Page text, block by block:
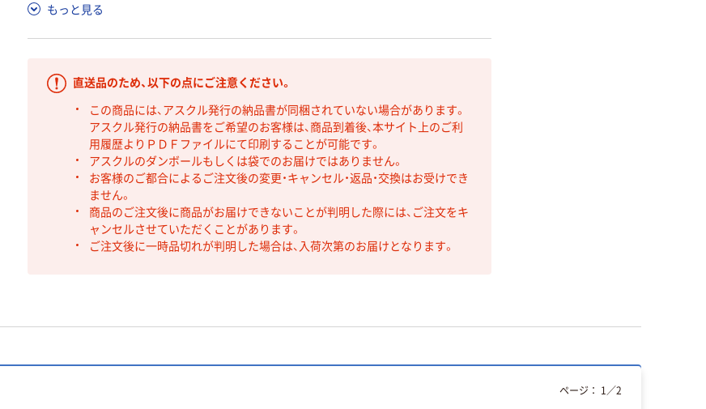
もっと見る
直送品のため、以下の点にご注意ください。
この商品には、アスクル発行の納品書が同梱されていない場合があります。
アスクル発行の納品書をご希望のお客様は、商品到着後、本サイト上のご利
用履歴よりＰＤＦファイルにて印刷することが可能です。
アスクルのダンボールもしくは袋でのお届けではありません。
お客様のご都合によるご注文後の変更・キャンセル・返品・交換はお受けでき
ません。
商品のご注文後に商品がお届けできないことが判明した際には、ご注文をキ
ャンセルさせていただくことがあります。
ご注文後に一時品切れが判明した場合は、入荷次第のお届けとなります。
ページ： 1 ／2